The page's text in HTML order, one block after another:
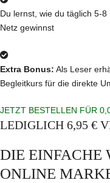
Du lernst, wie du täglich 5-
Netz gewinnst
Extra Bonus: Als Leser
Begleitkurs für die direkte
JETZT BESTELLEN FÜR
LEDIGLICH 6,95 €
DIE EINFACHE
ONLINE